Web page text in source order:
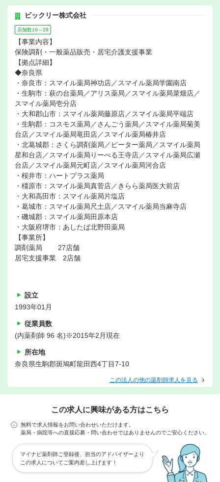
ビックリー株式会社
店舗数10～29
【事業内容】
保険調剤・一般薬品販売・居宅介護支援事業
【拠点詳細】
◆奈良県
・奈良市：スマイル薬局神功店／スマイル薬局学園南店
・生駒市：萩の台薬局／アリス薬局／スマイル薬局菜畑店／
スマイル薬局壱分店
・大和郡山市：スマイル薬局藤原店／スマイル薬局平端店
・生駒郡：コスモス薬局／さんごう薬局／スマイル薬局菊美
台店／スマイル薬局竜田店／スマイル薬局椿井店
・北葛城郡：さくら調剤薬局／ピーター薬局／スマイル薬局
星和台店／スマイル薬局りーべる王寺店／スマイル薬局広瀬
台店／スマイル薬局元町店／スマイル薬局河合店
・桜井市：ハートプラス薬局
・橿原市：スマイル薬局真菅店／きらら薬局医大前店
・大和高田市：スマイル薬局片塩店
・葛城市：スマイル薬局尺土店／スマイル薬局当麻寺店
・磯城郡：スマイル薬局田原本店
・大阪府堺市：あしたば北野田薬局
【事業所】
調剤薬局 27店舗
居宅支援事業 2店舗
設立
1993年01月
従業員数
(内薬剤師 96 名)※2015年2月現在
所在地
奈良県生駒郡斑鳩町龍田西4丁目7-10
この法人の他の薬剤師求人を見る
この求人に興味がある方はこちら
無料で求人情報をお問い合わせいただけます。
薬局・病院等への直接応募・問い合わせではありませんのでご安心ください。
マイナビ薬剤師ご登録後、担当のアドバイザーより
この求人についてご案内差し上げます！